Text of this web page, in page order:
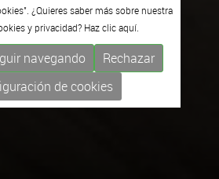
¿Quieres saber más sobre nuestra
y privacidad? Haz clicaquí.
navegando
Rechazar
de cookies